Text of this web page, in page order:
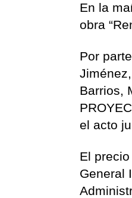
En la
obra
Por
Barrios,
el acto
El
General